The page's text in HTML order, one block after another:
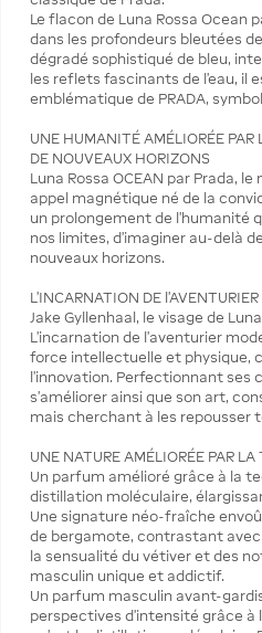
Le flacon de Luna Rossa Ocean
dans les profondeurs bleutées
dégradé sophistiqué de bleu,
les reflets fascinants de l’eau, il
emblématique de PRADA,
UNE HUMANITÉ AMÉLIORÉE
DE NOUVEAUX HORIZONS
Luna Rossa OCEAN par Prada,
appel magnétique né de la
un prolongement de l’humanité
nos limites, d’imaginer au-delà
nouveaux horizons.
L’INCARNATION DE
Jake Gyllenhaal, le visage de
L’incarnation de l’aventurier
force intellectuelle et physique,
l’innovation. Perfectionnant ses
s’améliorer ainsi que son art,
mais cherchant à les repousser
UNE NATURE AMÉLIORÉE PAR
Un parfum amélioré grâce à la
distillation moléculaire,
Une signature néo-fraîche
de bergamote, contrastant
la sensualité du vétiver et des
masculin unique et addictif.
Un parfum masculin avant-
perspectives d’intensité grâce